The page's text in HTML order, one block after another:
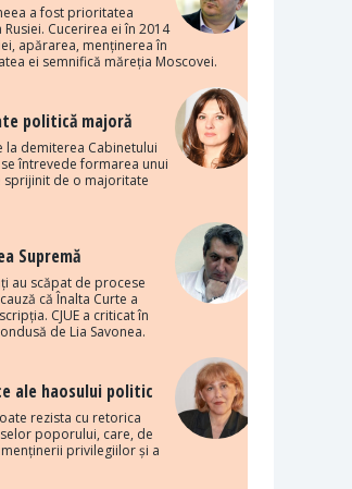
a fost prioritatea
Cucerirea ei în 2014
apărarea, menținerea în
ei semnifică măreția Moscovei.
politică majoră
la demiterea Cabinetului
întrevede formarea unui
sprijinit de o majoritate
Supremă
au scăpat de procese
că Înalta Curte a
CJUE a criticat în
de Lia Savonea.
ale haosului politic
rezista cu retorica
poporului, care, de
privilegiilor și a